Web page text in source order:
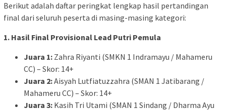
Berikut adalah daftar peringkat lengkap hasil pertandingan
final dari seluruh peserta di masing-masing kategori:
1. Hasil Final Provisional Lead Putri Pemula
Juara 1: Zahra Riyanti (SMKN 1 Indramayu / Mahameru
CC) – Skor: 14+
Juara 2:Aisyah Lutfiatuzzahra (SMAN 1 Jatibarang /
Mahameru CC) – Skor: 14+
Juara 3: Kasih Tri Utami (SMAN 1 Sindang / Dharma Ayu